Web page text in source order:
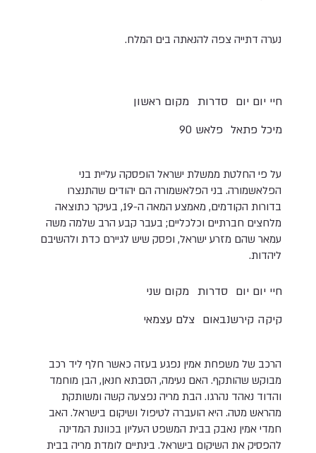
נערה דתייה צפה להנאתה בים המלח.
מקום ראשון סדרות חיי יום יום
פלאש 90 מיכל פתאל
על פי החלטת ממשלת ישראל הופסקה עליית בני
הפלאשמורה. בני הפלאשמורה הם יהודים שהתנצרו
בדורות הקודמים, מאמצע המאה ה-19, בעיקר כתוצאה
מלחצים חברתיים וכלכליים; בעבר קבע הרב שלמה משה
עמאר שהם מזרע ישראל, ופסק שיש לגיירם כדת ולהשיבם
ליהדות.
מקום שני סדרות חיי יום יום
צלם עצמאי קיקה קירשנבאום
הרכב של משפחת אמין נפגע בעזה כאשר חלף ליד רכב
מבוקש שהותקף. האם נעימה, הסבתא חנאן, הבן מוחמד
והדוד נאהד נהרגו. הבת מריה נפצעה קשה ומשותקת
מהראש מטה. היא הועברה לטיפול ושיקום בישראל. האב
חמדי אמין נאבק בבית המשפט העליון בכוונת המדינה
להפסיק את השיקום בישראל. בינתיים לומדת מריה בבית